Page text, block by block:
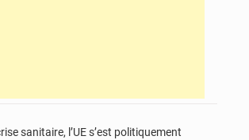
sanitaire, l’UE s’est politiquement